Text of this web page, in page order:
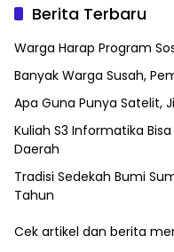
Berita Terbaru
Warga Harap Program
Banyak Warga Susah,
Apa Guna Punya Satelit,
Kuliah S3 Informatika
Daerah
Tradisi Sedekah Bumi
Tahun
Cek artikel dan berita